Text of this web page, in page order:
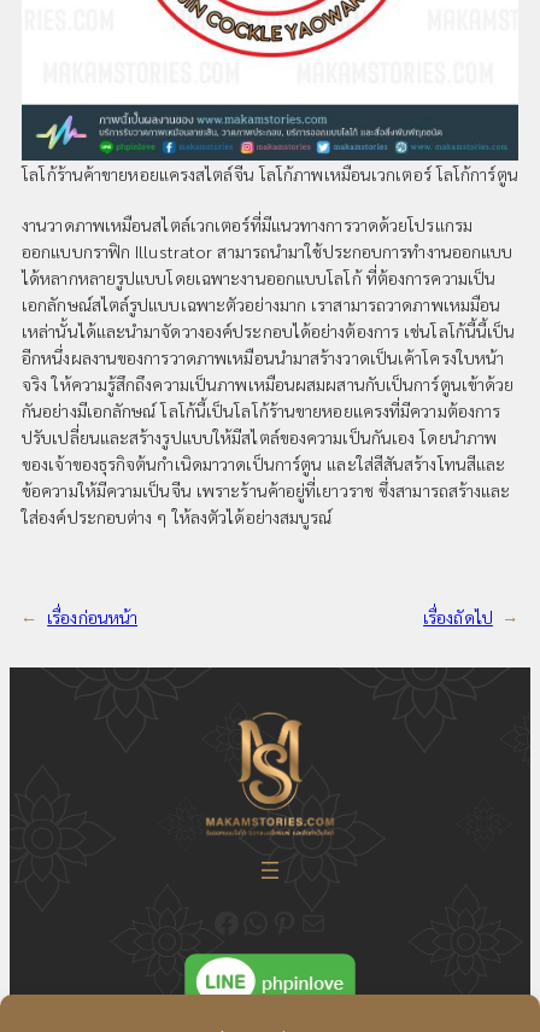
โลโก้ร้านค้าขายหอยแครงสไตล์จีน โลโก้ภาพเหมือนเวกเตอร์ โลโก้การ์ตูน
งานวาดภาพเหมือนสไตล์เวกเตอร์ที่มีแนวทางการวาดด้วยโปรแกรม
ออกแบบกราฟิก Illustrator สามารถนำมาใช้ประกอบการทำงานออกแบบ
ได้หลากหลายรูปแบบโดยเฉพาะงานออกแบบโลโก้ ที่ต้องการความเป็น
เอกลักษณ์สไตล์รูปแบบเฉพาะตัวอย่างมาก เราสามารถวาดภาพเหมมือน
เหล่านั้นได้และนำมาจัดวางองค์ประกอบได้อย่างต้องการ เช่นโลโก้นี้นี้เป็น
อีกหนึ่งผลงานของการวาดภาพเหมือนนำมาสร้างวาดเป็นเค้าโครงใบหน้า
จริง ให้ความรู้สึกถึงความเป็นภาพเหมือนผสมผสานกับเป็นการ์ตูนเข้าด้วย
กันอย่างมีเอกลักษณ์ โลโก้นี้เป็นโลโก้ร้านขายหอยแครงที่มีความต้องการ
ปรับเปลี่ยนและสร้างรูปแบบให้มีสไตล์ของความเป็นกันเอง โดยนำภาพ
ของเจ้าของธุรกิจต้นกำเนิดมาวาดเป็นการ์ตูน และใส่สีสันสร้างโทนสีและ
ข้อความให้มีความเป็นจีน เพราะร้านค้าอยู่ที่เยาวราช ซึ่งสามารถสร้างและ
ใส่องค์ประกอบต่าง ๆ ให้ลงตัวได้อย่างสมบูรณ์
← เรื่องก่อนหน้า เรื่องถัดไป →